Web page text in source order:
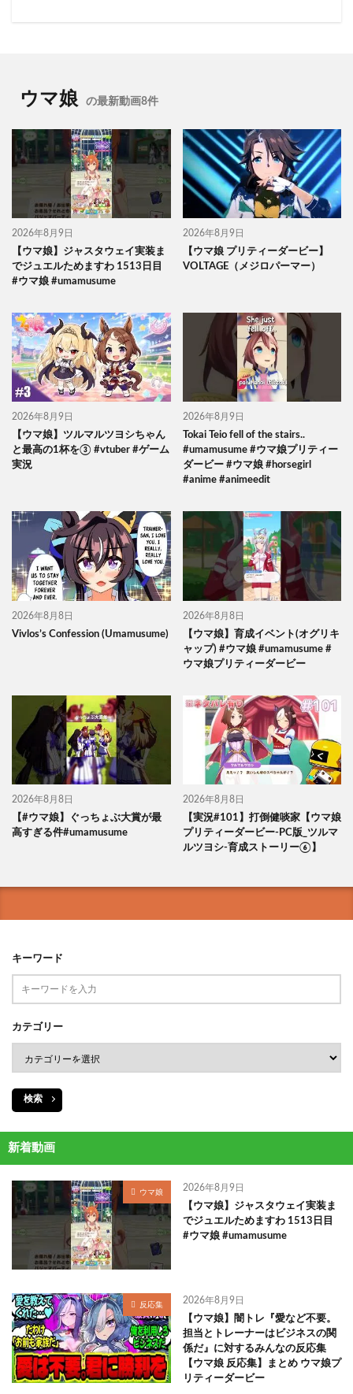
ウマ娘 の最新動画8件
2026年8月9日
【ウマ娘】ジャスタウェイ実装ま
でジュエルためますわ 1513日目
#ウマ娘 #umamusume
2026年8月9日
【ウマ娘 プリティーダービー】
VOLTAGE（メジロパーマー）
2026年8月9日
【ウマ娘】ツルマルツヨシちゃん
と最高の1杯を③ #vtuber #ゲーム
実況
2026年8月9日
Tokai Teio fell of the stairs..
#umamusume #ウマ娘プリティー
ダービー #ウマ娘 #horsegirl
#anime #animeedit
2026年8月8日
Vivlos’s Confession (Umamusume)
2026年8月8日
【ウマ娘】育成イベント(オグリキ
ャップ) #ウマ娘 #umamusume #
ウマ娘プリティーダービー
2026年8月8日
【#ウマ娘】ぐっちょぶ大賞が最
高すぎる件#umamusume
2026年8月8日
【実況#101】打倒健啖家【ウマ娘
プリティーダービー-PC版_ツルマ
ルツヨシ-育成ストーリー⑥】
キーワード
カテゴリー
検索
新着動画
ウマ娘 2026年8月9日
【ウマ娘】ジャスタウェイ実装ま
でジュエルためますわ 1513日目
#ウマ娘 #umamusume
反応集 2026年8月9日
【ウマ娘】闇トレ『愛など不要。
担当とトレーナーはビジネスの関
係だ』に対するみんなの反応集
【ウマ娘 反応集】まとめ ウマ娘プ
リティーダービー